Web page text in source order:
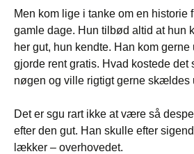
Men kom lige i tanke om en historie
gamle dage. Hun tilbød altid at hun
her gut, hun kendte. Han kom gerne
gjorde rent gratis. Hvad kostede det
nøgen og ville rigtigt gerne skældes
Det er sgu rart ikke at være så
efter den gut. Han skulle efter
lækker – overhovedet.